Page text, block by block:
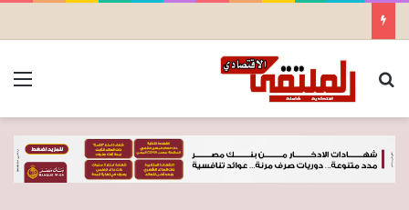
بحث عن